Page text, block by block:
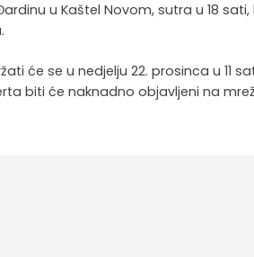
u Kaštel Novom, sutra u 18
će se u nedjelju 22. prosinca u 11
biti će naknadno objavljeni na